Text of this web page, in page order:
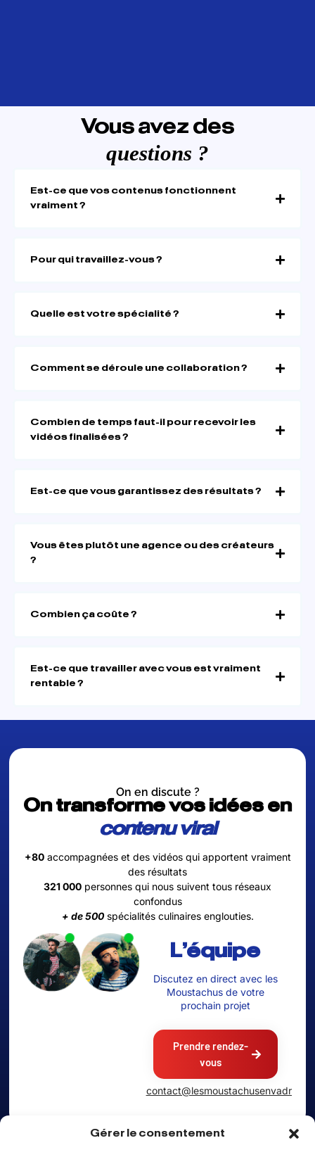
Gérer le consentement
Vous avez des
questions ?
Est-ce que vos contenus fonctionnent
vraiment ?
Pour qui travaillez-vous ?
Quelle est votre spécialité ?
Comment se déroule une collaboration ?
Combien de temps faut-il pour recevoir les
vidéos finalisées ?
Est-ce que vous garantissez des résultats ?
Vous êtes plutôt une agence ou des créateurs
?
Combien ça coûte ?
Est-ce que travailler avec vous est vraiment
rentable ?
On en discute ?
On transforme vos idées en
contenu viral
+80accompagnées et des vidéos qui apportent vraiment
des résultats
321 000 personnes qui nous suivent tous réseaux
confondus
+ de 500spécialités culinaires englouties.
L'équipe
Discutez en direct avec les
Moustachus de votre
prochain projet
Prendre rendez-
vous